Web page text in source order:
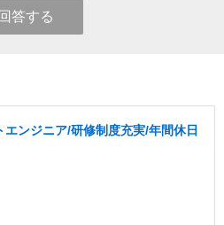
回答する
ンジニア/研修制度充実/年間休日